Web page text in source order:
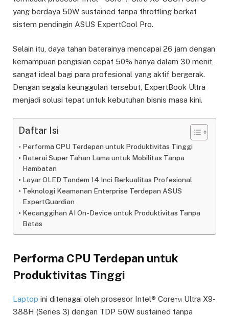
yang berdaya 50W sustained tanpa throttling berkat
sistem pendingin ASUS ExpertCool Pro.
Selain itu, daya tahan baterainya mencapai 26 jam dengan
kemampuan pengisian cepat 50% hanya dalam 30 menit,
sangat ideal bagi para profesional yang aktif bergerak.
Dengan segala keunggulan tersebut, ExpertBook Ultra
menjadi solusi tepat untuk kebutuhan bisnis masa kini.
Daftar Isi
Performa CPU Terdepan untuk Produktivitas Tinggi
Baterai Super Tahan Lama untuk Mobilitas Tanpa
Hambatan
Layar OLED Tandem 14 Inci Berkualitas Profesional
Teknologi Keamanan Enterprise Terdepan ASUS
ExpertGuardian
Kecanggihan AI On-Device untuk Produktivitas Tanpa
Batas
Performa CPU Terdepan untuk
Produktivitas Tinggi
Laptop ini ditenagai oleh prosesor Intel® Core™ Ultra X9-
388H (Series 3) dengan TDP 50W sustained tanpa